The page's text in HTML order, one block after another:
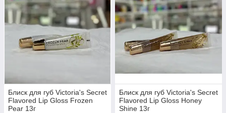
Блиск для губ Victoria's Secret
Flavored Lip Gloss Frozen
Pear 13г
Блиск для губ Victoria's Secret
Flavored Lip Gloss Honey
Shine 13г